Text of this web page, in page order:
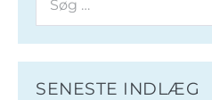
SENESTE INDLÆG